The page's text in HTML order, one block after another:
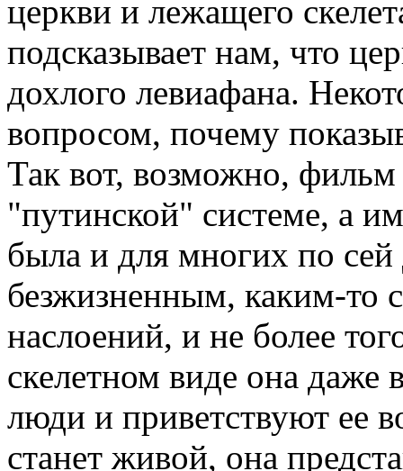
церкви и лежащего
подсказывает нам, что
дохлого левиафана.
вопросом, почему
Так вот, возможно, фильм
"путинской" системе, а
была и для многих по сей
безжизненным, каким-то
наслоений, и не более
скелетном виде она даже
люди и приветствуют ее
станет живой, она